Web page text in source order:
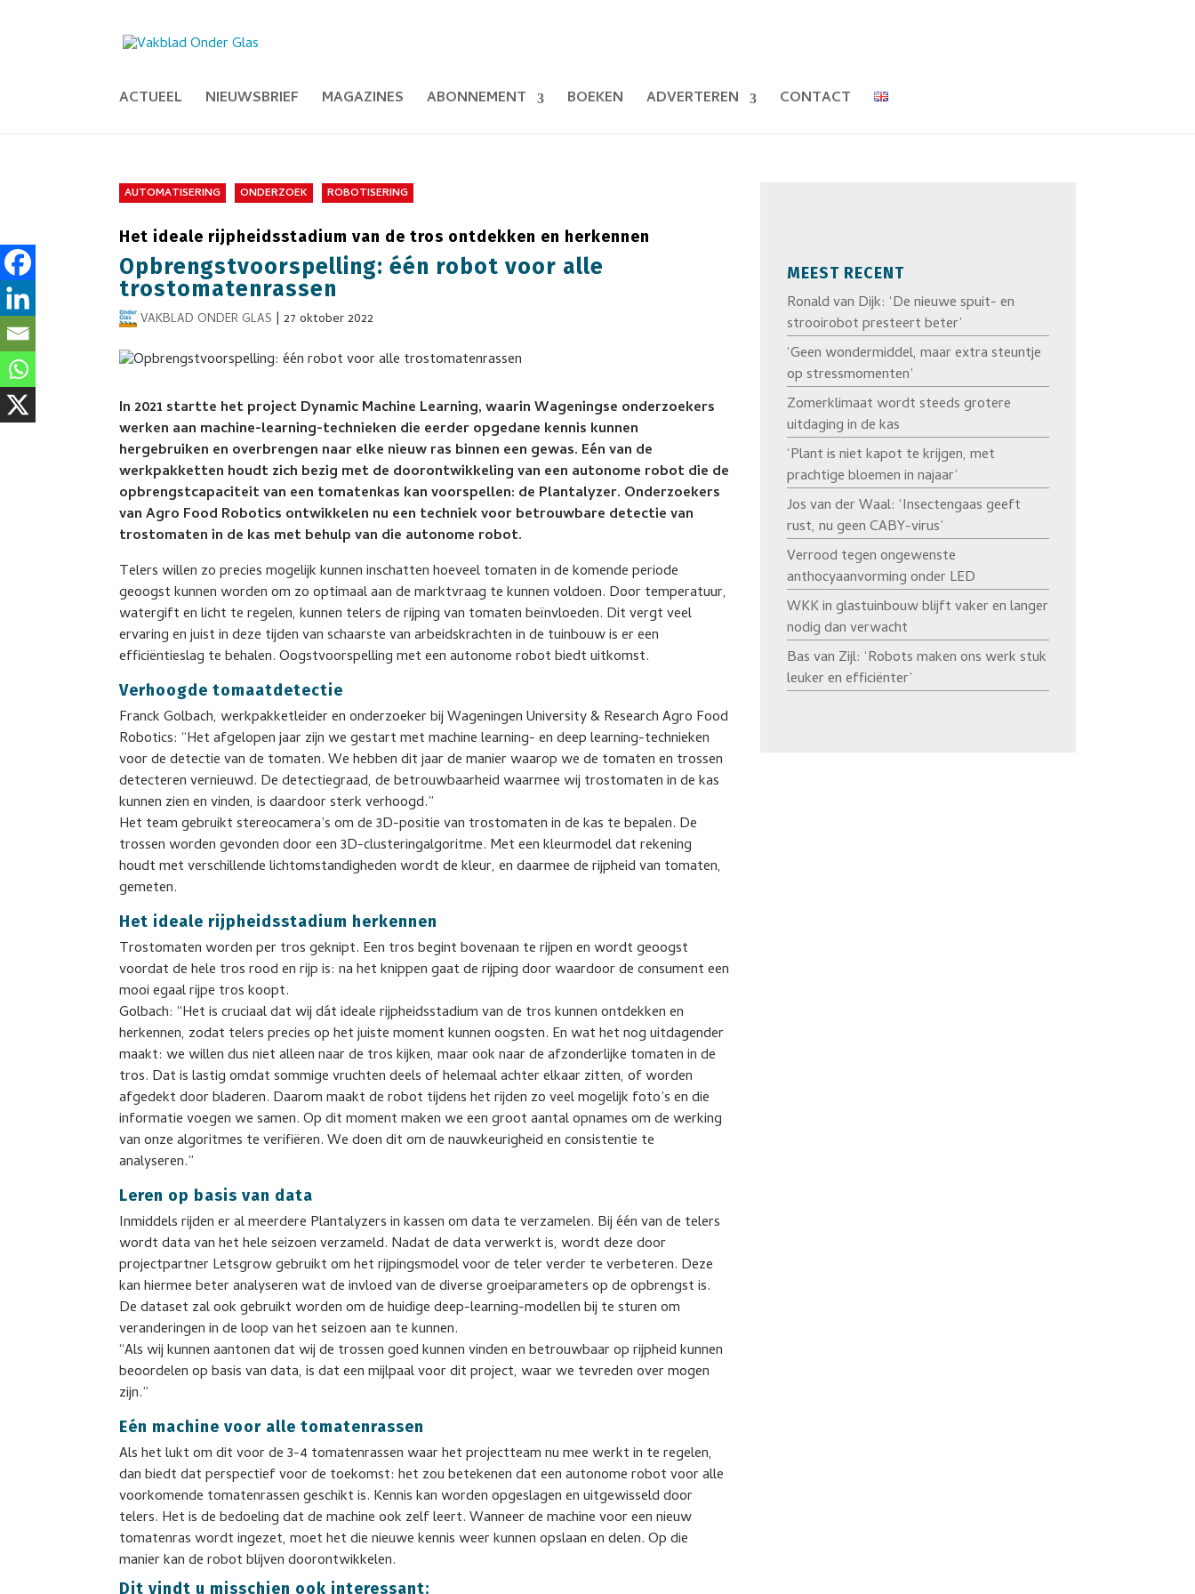
ACTUEEL NIEUWSBRIEF MAGAZINES ABONNEMENT BOEKEN ADVERTEREN CONTACT
AUTOMATISERING ONDERZOEK ROBOTISERING
Het ideale rijpheidsstadium van de tros ontdekken en herkennen
Opbrengstvoorspelling: één robot voor alle
trostomatenrassen
VAKBLAD ONDER GLAS |27 oktober 2022
In 2021 startte het project Dynamic Machine Learning, waarin Wageningse onderzoekers
werken aan machine-learning-technieken die eerder opgedane kennis kunnen
hergebruiken en overbrengen naar elke nieuw ras binnen een gewas. Eén van de
werkpakketten houdt zich bezig met de doorontwikkeling van een autonome robot die de
opbrengstcapaciteit van een tomatenkas kan voorspellen: de Plantalyzer. Onderzoekers
van Agro Food Robotics ontwikkelen nu een techniek voor betrouwbare detectie van
trostomaten in de kas met behulp van die autonome robot.
Telers willen zo precies mogelijk kunnen inschatten hoeveel tomaten in de komende periode
geoogst kunnen worden om zo optimaal aan de marktvraag te kunnen voldoen. Door temperatuur,
watergift en licht te regelen, kunnen telers de rijping van tomaten beïnvloeden. Dit vergt veel
ervaring en juist in deze tijden van schaarste van arbeidskrachten in de tuinbouw is er een
efficiëntieslag te behalen. Oogstvoorspelling met een autonome robot biedt uitkomst.
Verhoogde tomaatdetectie
Franck Golbach, werkpakketleider en onderzoeker bij Wageningen University & Research Agro Food
Robotics: “Het afgelopen jaar zijn we gestart met machine learning- en deep learning-technieken
voor de detectie van de tomaten. We hebben dit jaar de manier waarop we de tomaten en trossen
detecteren vernieuwd. De detectiegraad, de betrouwbaarheid waarmee wij trostomaten in de kas
kunnen zien en vinden, is daardoor sterk verhoogd.”
Het team gebruikt stereocamera’s om de 3D-positie van trostomaten in de kas te bepalen. De
trossen worden gevonden door een 3D-clusteringalgoritme. Met een kleurmodel dat rekening
houdt met verschillende lichtomstandigheden wordt de kleur, en daarmee de rijpheid van tomaten,
gemeten.
Het ideale rijpheidsstadium herkennen
Trostomaten worden per tros geknipt. Een tros begint bovenaan te rijpen en wordt geoogst
voordat de hele tros rood en rijp is: na het knippen gaat de rijping door waardoor de consument een
mooi egaal rijpe tros koopt.
Golbach: “Het is cruciaal dat wij dát ideale rijpheidsstadium van de tros kunnen ontdekken en
herkennen, zodat telers precies op het juiste moment kunnen oogsten. En wat het nog uitdagender
maakt: we willen dus niet alleen naar de tros kijken, maar ook naar de afzonderlijke tomaten in de
tros. Dat is lastig omdat sommige vruchten deels of helemaal achter elkaar zitten, of worden
afgedekt door bladeren. Daarom maakt de robot tijdens het rijden zo veel mogelijk foto’s en die
informatie voegen we samen. Op dit moment maken we een groot aantal opnames om de werking
van onze algoritmes te verifiëren. We doen dit om de nauwkeurigheid en consistentie te
analyseren.”
Leren op basis van data
Inmiddels rijden er al meerdere Plantalyzers in kassen om data te verzamelen. Bij één van de telers
wordt data van het hele seizoen verzameld. Nadat de data verwerkt is, wordt deze door
projectpartner Letsgrow gebruikt om het rijpingsmodel voor de teler verder te verbeteren. Deze
kan hiermee beter analyseren wat de invloed van de diverse groeiparameters op de opbrengst is.
De dataset zal ook gebruikt worden om de huidige deep-learning-modellen bij te sturen om
veranderingen in de loop van het seizoen aan te kunnen.
“Als wij kunnen aantonen dat wij de trossen goed kunnen vinden en betrouwbaar op rijpheid kunnen
beoordelen op basis van data, is dat een mijlpaal voor dit project, waar we tevreden over mogen
zijn.”
Eén machine voor alle tomatenrassen
Als het lukt om dit voor de 3-4 tomatenrassen waar het projectteam nu mee werkt in te regelen,
dan biedt dat perspectief voor de toekomst: het zou betekenen dat een autonome robot voor alle
voorkomende tomatenrassen geschikt is. Kennis kan worden opgeslagen en uitgewisseld door
telers. Het is de bedoeling dat de machine ook zelf leert. Wanneer de machine voor een nieuw
tomatenras wordt ingezet, moet het die nieuwe kennis weer kunnen opslaan en delen. Op die
manier kan de robot blijven doorontwikkelen.
Dit vindt u misschien ook interessant:
MEEST RECENT
Ronald van Dijk: ‘De nieuwe spuit- en
strooirobot presteert beter’
‘Geen wondermiddel, maar extra steuntje
op stressmomenten’
Zomerklimaat wordt steeds grotere
uitdaging in de kas
‘Plant is niet kapot te krijgen, met
prachtige bloemen in najaar’
Jos van der Waal: ‘Insectengaas geeft
rust, nu geen CABY-virus’
Verrood tegen ongewenste
anthocyaanvorming onder LED
WKK in glastuinbouw blijft vaker en langer
nodig dan verwacht
Bas van Zijl: ‘Robots maken ons werk stuk
leuker en efficiënter’